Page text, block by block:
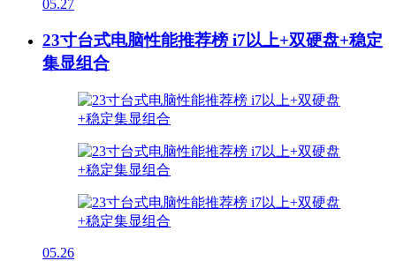
05.27
23寸台式电脑性能推荐榜 i7以上+双硬盘+稳定
集显组合
05.26